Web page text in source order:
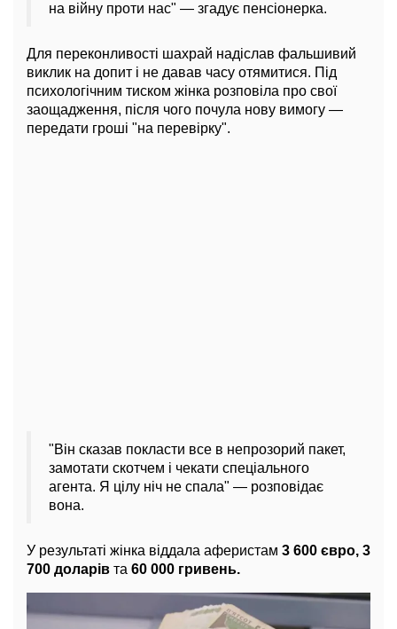
на війну проти нас" — згадує пенсіонерка.
Для переконливості шахрай надіслав фальшивий
виклик на допит і не давав часу отямитися. Під
психологічним тиском жінка розповіла про свої
заощадження, після чого почула нову вимогу —
передати гроші "на перевірку".
"Він сказав покласти все в непрозорий пакет,
замотати скотчем і чекати спеціального
агента. Я цілу ніч не спала" — розповідає
вона.
У результаті жінка віддала аферистам 3 600 євро, 3
700 доларів та 60 000 гривень.